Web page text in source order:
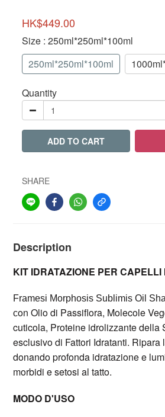
HK$449.00
Size : 250ml*250ml*100ml
250ml*250ml*100ml
Quantity
ADD TO CART
SHARE
Description
KIT IDRATAZIONE PER CAPELLI
Framesi Morphosis Sublimis Oil
con Olio di Passiflora, Molecole
cuticola, Proteine idrolizzante della
esclusivo di Fattori Idratanti. Ripara
donando profonda idratazione e
morbidi e setosi al tatto.
MODO D'USO